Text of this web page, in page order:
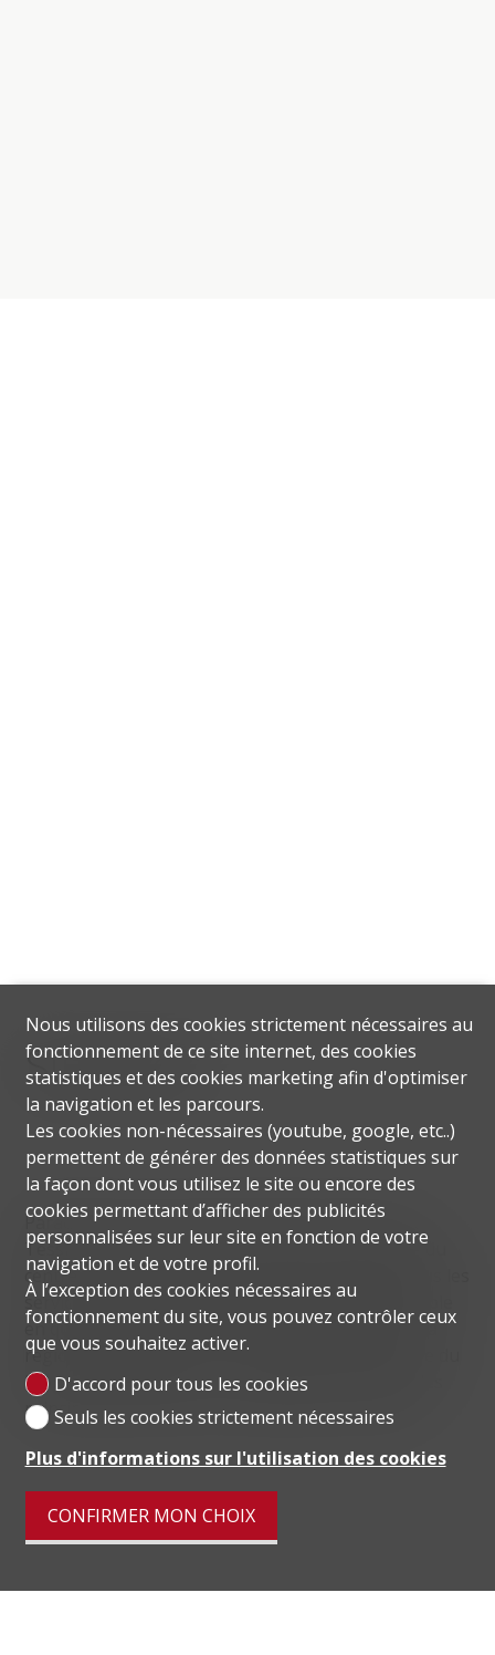
Situation
Paradiso est une commune suisse du canton du
Tessin, située sur le lac de Lugano. La proximité du
centre de Lugano permet un accès pratique à tous les
services, tandis que la sortie d'autoroute, accessible
en quelques minutes, facilite tout déplacement. La
région de Paradiso est connue pour le funiculaire du
Monte San Salvatore, encore aujourd'hui l'une des
principales attractions touristiques de la région.
Nous utilisons des cookies strictement nécessaires au
fonctionnement de ce site internet, des cookies
statistiques et des cookies marketing afin d'optimiser
la navigation et les parcours.
Les cookies non-nécessaires (youtube, google, etc..)
permettent de générer des données statistiques sur
la façon dont vous utilisez le site ou encore des
cookies permettant d’afficher des publicités
personnalisées sur leur site en fonction de votre
navigation et de votre profil.
À l’exception des cookies nécessaires au
fonctionnement du site, vous pouvez contrôler ceux
que vous souhaitez activer.
D'accord pour tous les cookies
Seuls les cookies strictement nécessaires
Plus d'informations sur l'utilisation des cookies
CONFIRMER MON CHOIX